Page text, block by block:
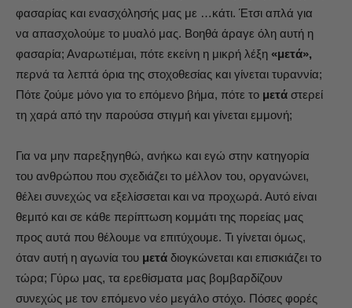
φασαρίας και ενασχόλησής μας με …κάτι. Έτσι απλά για
να απασχολούμε το μυαλό μας. Βοηθά άραγε όλη αυτή η
φασαρία; Αναρωτιέμαι, πότε εκείνη η μικρή λέξη «μετά»,
περνά τα λεπτά όρια της στοχοθεσίας και γίνεται τυραννία;
Πότε ζούμε μόνο για το επόμενο βήμα, πότε το μετά στερεί
τη χαρά από την παρούσα στιγμή και γίνεται εμμονή;
Για να μην παρεξηγηθώ, ανήκω και εγώ στην κατηγορία
του ανθρώπου που σχεδιάζει το μέλλον του, οργανώνει,
θέλει συνεχώς να εξελίσσεται και να προχωρά. Αυτό είναι
θεμιτό και σε κάθε περίπτωση κομμάτι της πορείας μας
προς αυτά που θέλουμε να επιτύχουμε. Τι γίνεται όμως,
όταν αυτή η αγωνία του μετά διογκώνεται και επισκιάζει το
τώρα; Γύρω μας, τα ερεθίσματα μας βομβαρδίζουν
συνεχώς με τον επόμενο νέο μεγάλο στόχο. Πόσες φορές